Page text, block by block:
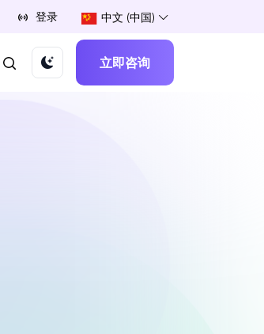
登录 中文 (中国)
立即咨询